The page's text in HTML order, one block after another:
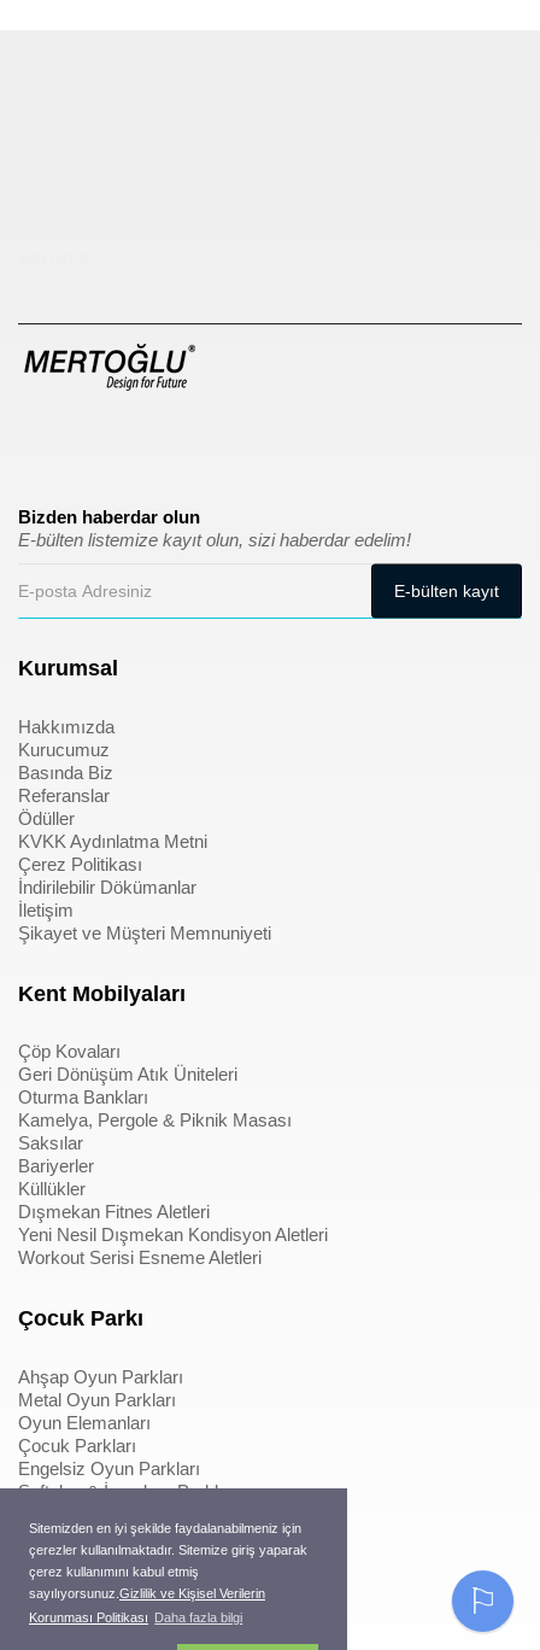
Sitemizden en iyi şekilde faydalanabilmeniz için
çerezler kullanılmaktadır. Sitemize giriş yaparak
çerez kullanımını kabul etmiş
sayılıyorsunuz. Gizlilik ve Kişisel Verilerin
Korunması Politikası Daha fazla bilgi
Bizden haberdar olun
E-bülten listemize kayıt olun, sizi haberdar edelim!
Kurumsal
Hakkımızda
Kurucumuz
Basında Biz
Referanslar
Ödüller
KVKK Aydınlatma Metni
Çerez Politikası
İndirilebilir Dökümanlar
İletişim
Şikayet ve Müşteri Memnuniyeti
Kent Mobilyaları
Çöp Kovaları
Geri Dönüşüm Atık Üniteleri
Oturma Bankları
Kamelya, Pergole & Piknik Masası
Saksılar
Bariyerler
Küllükler
Dışmekan Fitnes Aletleri
Yeni Nesil Dışmekan Kondisyon Aletleri
Workout Serisi Esneme Aletleri
Çocuk Parkı
Ahşap Oyun Parkları
Metal Oyun Parkları
Oyun Elemanları
Çocuk Parkları
Engelsiz Oyun Parkları
Softplay & İçmekan Parkları
Metal Konstrüksiyonlu İpli Tırmanmalar
Ahşap Konstrüksiyonlu İpli Tırmanmalar
Macera Serisi Ürünleri
Trambolinler
Pergole
⚐